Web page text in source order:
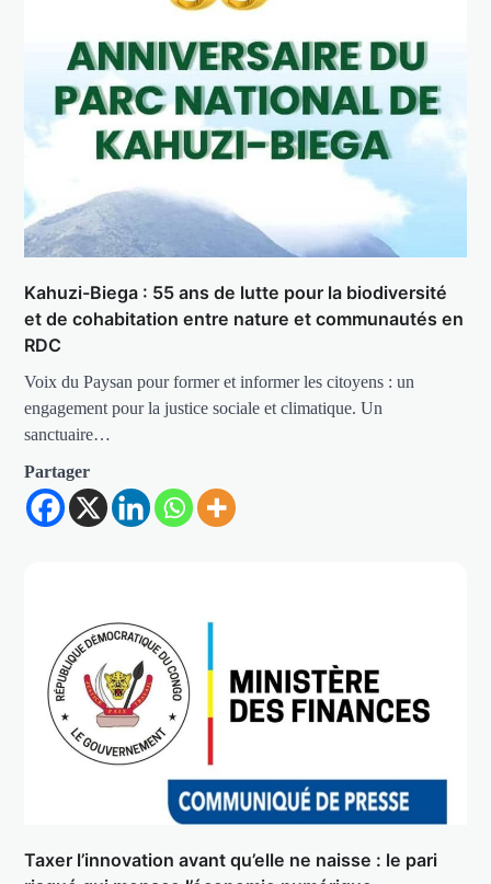
Kahuzi-Biega : 55 ans de lutte pour la biodiversité
et de cohabitation entre nature et communautés en
RDC
Voix du Paysan pour former et informer les citoyens : un
engagement pour la justice sociale et climatique. Un
sanctuaire…
Partager
Taxer l’innovation avant qu’elle ne naisse : le pari